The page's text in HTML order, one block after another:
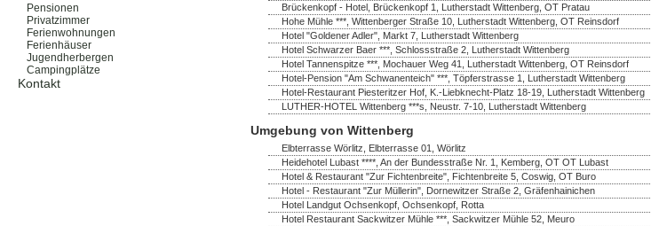
Pensionen
Privatzimmer
Ferienwohnungen
Ferienhäuser
Jugendherbergen
Campingplätze
Kontakt
Brückenkopf - Hotel, Brückenkopf 1, Lutherstadt Wittenberg, OT Pratau
Hohe Mühle ***, Wittenberger Straße 10, Lutherstadt Wittenberg, OT Reinsdorf
Hotel "Goldener Adler", Markt 7, Lutherstadt Wittenberg
Hotel Schwarzer Baer ***, Schlossstraße 2, Lutherstadt Wittenberg
Hotel Tannenspitze ***, Mochauer Weg 41, Lutherstadt Wittenberg, OT Reinsdorf
Hotel-Pension "Am Schwanenteich" ***, Töpferstrasse 1, Lutherstadt Wittenberg
Hotel-Restaurant Piesteritzer Hof, K.-Liebknecht-Platz 18-19, Lutherstadt Wittenberg
LUTHER-HOTEL Wittenberg ***s, Neustr. 7-10, Lutherstadt Wittenberg
Umgebung von Wittenberg
Elbterrasse Wörlitz, Elbterrasse 01, Wörlitz
Heidehotel Lubast ****, An der Bundesstraße Nr. 1, Kemberg, OT OT Lubast
Hotel & Restaurant "Zur Fichtenbreite", Fichtenbreite 5, Coswig, OT Buro
Hotel - Restaurant "Zur Müllerin", Dornewitzer Straße 2, Gräfenhainichen
Hotel Landgut Ochsenkopf, Ochsenkopf, Rotta
Hotel Restaurant Sackwitzer Mühle ***, Sackwitzer Mühle 52, Meuro